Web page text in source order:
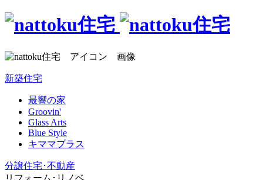
新築住宅
最響の家
Groovin'
Glass Arts
Blue Style
キママプラス
分譲住宅･不動産
リフォーム･リノベ